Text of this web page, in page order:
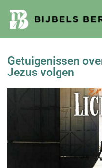
Getuigenissen
Jezus volgen